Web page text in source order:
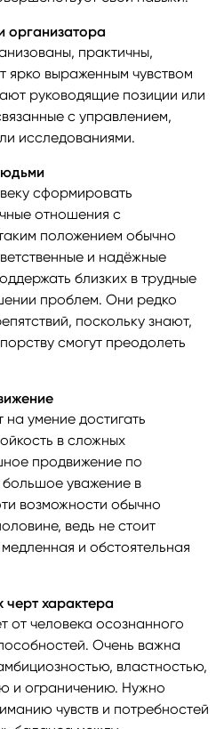
организатора
практичны,
выраженным чувством
руководящие позиции или
с управлением,
исследованиями.
сформировать
отношения с
положением обычно
и надёжные
близких в трудные
проблем. Они редко
поскольку знают,
смогут преодолеть
умение достигать
в сложных
продвижение по
уважение в
возможности обычно
ведь не стоит
и обстоятельная
черт характера
от человека осознанного
Очень важна
властностью,
и ограничению. Нужно
чувств и потребностей